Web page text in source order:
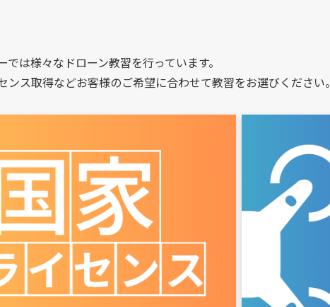
は様々なドローン教習を行っています。
ンス取得などお客様のご希望に合わせて教習をお選びください。